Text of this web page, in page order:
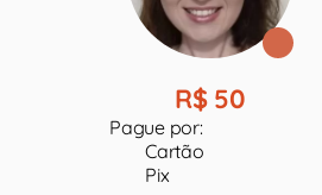
R$ 50
Pague por:
Cartão
Pix